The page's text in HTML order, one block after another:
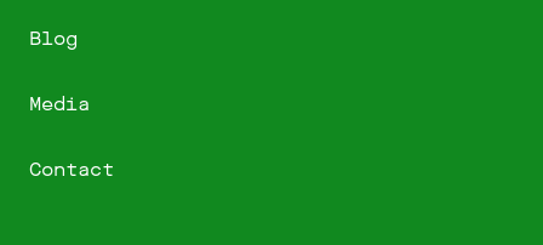
Blog
Media
Contact